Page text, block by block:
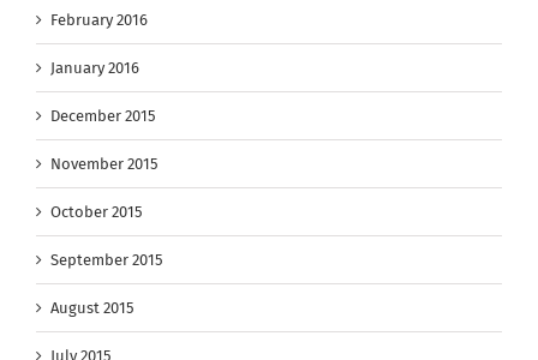
February 2016
January 2016
December 2015
November 2015
October 2015
September 2015
August 2015
July 2015